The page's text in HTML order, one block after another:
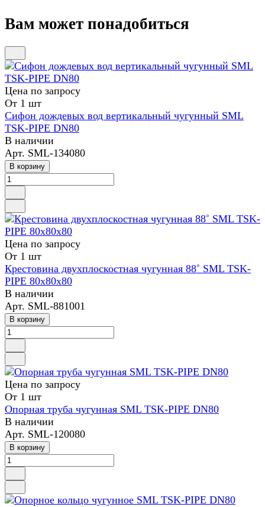
Вам может понадобиться
Цена по запросу
От 1 шт
Сифон дождевых вод вертикальный чугунный SML
TSK-PIPE DN80
В наличии
Арт. SML-134080
В корзину
Цена по запросу
От 1 шт
Крестовина двухплоскостная чугунная 88˚ SML TSK-
PIPE 80х80х80
В наличии
Арт. SML-881001
В корзину
Цена по запросу
От 1 шт
Опорная труба чугунная SML TSK-PIPE DN80
В наличии
Арт. SML-120080
В корзину